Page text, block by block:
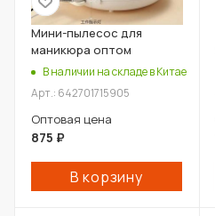
Мини-пылесос для
маникюра оптом
В наличии на складе в Китае
Арт.: 642701715905
Оптовая цена
875 ₽
В корзину